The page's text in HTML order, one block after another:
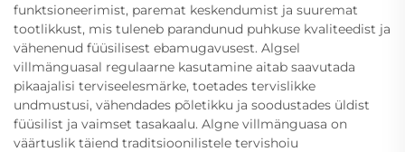
funktsioneerimist, paremat keskendumist ja suuremat
tootlikkust, mis tuleneb parandunud puhkuse kvaliteedist ja
vähenenud füüsilisest ebamugavusest. Algsel
villmänguasal regulaarne kasutamine aitab saavutada
pikaajalisi terviseelesmärke, toetades tervislikke
undmustusi, vähendades põletikku ja soodustades üldist
füüsilist ja vaimset tasakaalu. Algne villmänguasa on
väärtuslik täiend traditsioonilistele tervishoiu